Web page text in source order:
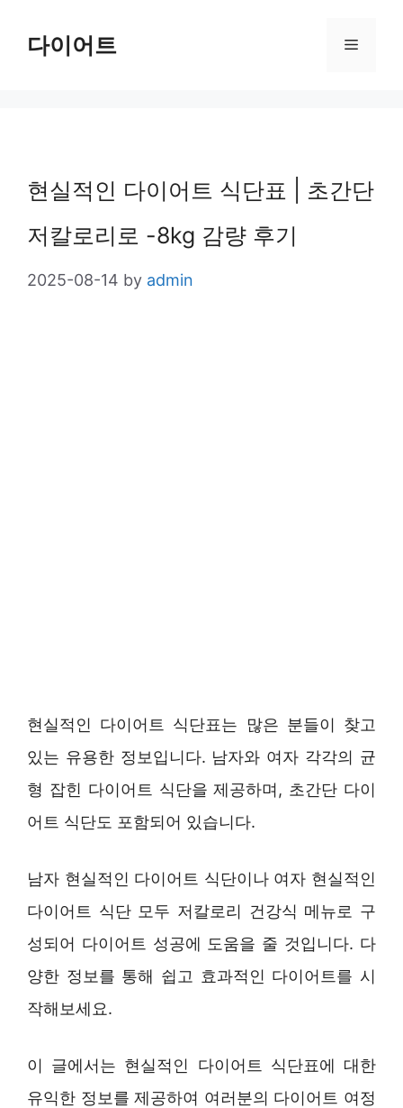
다이어트 Menu
현실적인 다이어트 식단표 | 초간단
저칼로리로 -8kg 감량 후기
2025-08-14 by admin
현실적인 다이어트 식단표는 많은 분들이 찾고
있는 유용한 정보입니다. 남자와 여자 각각의 균
형 잡힌 다이어트 식단을 제공하며, 초간단 다이
어트 식단도 포함되어 있습니다.
남자 현실적인 다이어트 식단이나 여자 현실적인
다이어트 식단 모두 저칼로리 건강식 메뉴로 구
성되어 다이어트 성공에 도움을 줄 것입니다. 다
양한 정보를 통해 쉽고 효과적인 다이어트를 시
작해보세요.
이 글에서는 현실적인 다이어트 식단표에 대한
유익한 정보를 제공하여 여러분의 다이어트 여정